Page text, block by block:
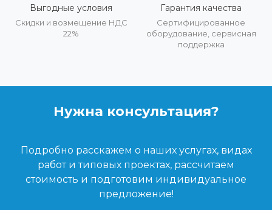
Выгодные условия
Скидки и возмещение НДС
22%
Гарантия качества
Сертифицированное
оборудование, сервисная
поддержка
Нужна консультация?
Подробно расскажем о наших услугах, видах
работ и типовых проектах, рассчитаем
стоимость и подготовим индивидуальное
предложение!